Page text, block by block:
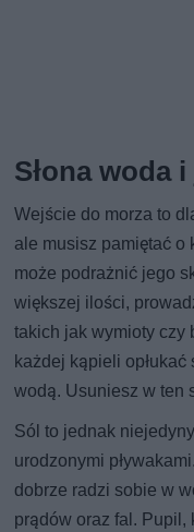
Słona woda
Wejście do morza to
ale musisz pamiętać o
może podrażnić jego
większej ilości,
takich jak wymioty czy
każdej kąpieli opłukać
wodą. Usuniesz w ten
Sól to jednak
urodzonymi
dobrze radzi sobie w
prądów oraz fal. Pupil,